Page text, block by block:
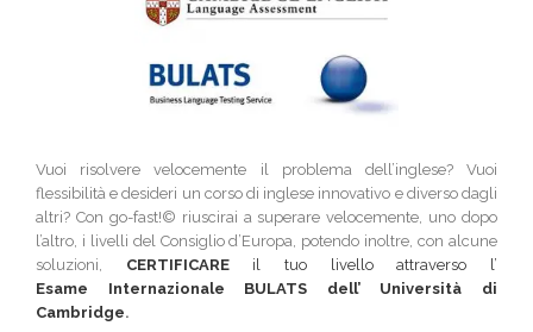
Vuoi risolvere velocemente il problema dell’inglese? Vuoi
flessibilità e desideri un corso di inglese innovativo e diverso dagli
altri? Con go-fast!© riuscirai a superare velocemente, uno dopo
l’altro, i livelli del Consiglio d’Europa, potendo inoltre, con alcune
soluzioni, CERTIFICAREil tuo livello attraverso l’
Esame Internazionale BULATS dell’ Università di
Cambridge.